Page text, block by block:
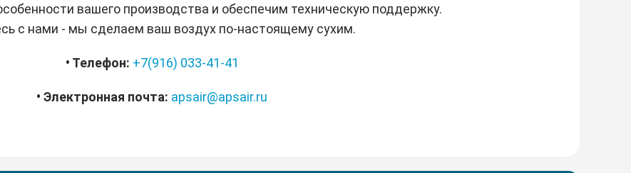
вашего производства и обеспечим техническую поддержку.
с нами - мы сделаем ваш воздух по-настоящему сухим.
• Телефон: +7(916) 033-41-41
• Электронная почта: apsair@apsair.ru